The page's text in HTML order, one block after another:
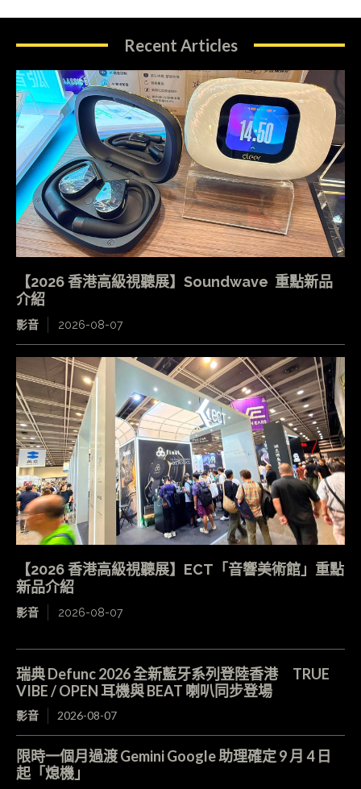
Recent Articles
【2026 香港高級視聽展】Soundwave 重點新品
介紹
影音 2026-08-07
【2026 香港高級視聽展】ECT「音響美術館」重點
新品介紹
影音 2026-08-07
瑞典 Defunc 2026 全新藍牙系列登陸香港 TRUE
VIBE / OPEN 耳機與 BEAT 喇叭同步登場
影音 2026-08-07
限時一個月過渡 Gemini Google 助理確定 9 月 4 日
起「熄機」